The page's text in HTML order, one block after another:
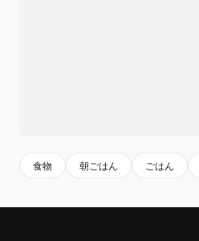
食物 朝ごはん ごはん